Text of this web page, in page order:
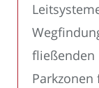
fließenden